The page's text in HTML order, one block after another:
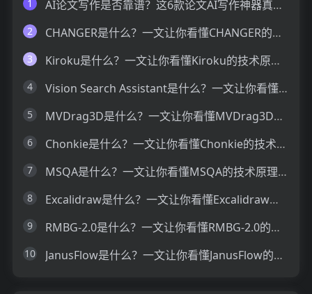
1
AI论文写作是否靠谱？这6款论文AI写作神器真的可以让你效率翻倍
2 CHANGER是什么？一文让你看懂CHANGER的技术原理、主要功能、应用场景
3 Kiroku是什么？一文让你看懂Kiroku的技术原理、主要功能、应用场景
4 Vision Search Assistant是什么？一文让你看懂Vision Search Assistant的技术原理、主要功能、应用场景
5 MVDrag3D是什么？一文让你看懂MVDrag3D的技术原理、主要功能、应用场景
6 Chonkie是什么？一文让你看懂Chonkie的技术原理、主要功能、应用场景
7 MSQA是什么？一文让你看懂MSQA的技术原理、主要功能、应用场景
8 Excalidraw是什么？一文让你看懂Excalidraw的技术原理、主要功能、应用场景
9 RMBG-2.0是什么？一文让你看懂RMBG-2.0的技术原理、主要功能、应用场景
10 JanusFlow是什么？一文让你看懂JanusFlow的技术原理、主要功能、应用场景